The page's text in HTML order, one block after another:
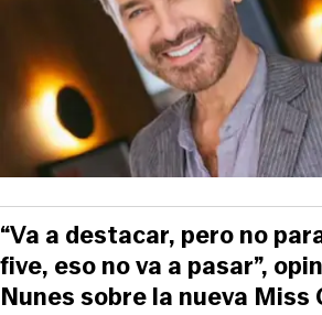
“Va a destacar, pero no
five, eso no va a pasar”,
Nunes sobre la nueva Miss